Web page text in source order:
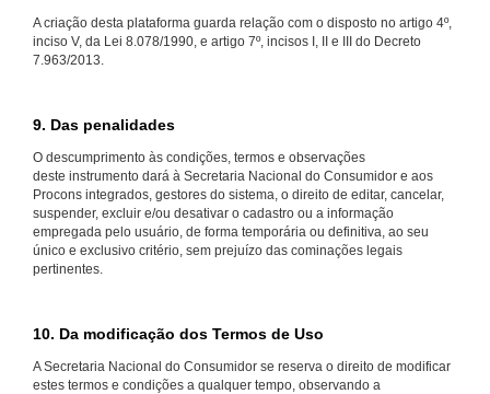
A criação desta plataforma guarda relação com o disposto no artigo 4º,
inciso V, da Lei 8.078/1990, e artigo 7º, incisos I, II e III do Decreto
7.963/2013.
9. Das penalidades
O descumprimento às condições, termos e observações
deste instrumento dará à Secretaria Nacional do Consumidor e aos
Procons integrados, gestores do sistema, o direito de editar, cancelar,
suspender, excluir e/ou desativar o cadastro ou a informação
empregada pelo usuário, de forma temporária ou definitiva, ao seu
único e exclusivo critério, sem prejuízo das cominações legais
pertinentes.
10. Da modificação dos Termos de Uso
A Secretaria Nacional do Consumidor se reserva o direito de modificar
estes termos e condições a qualquer tempo, observando a